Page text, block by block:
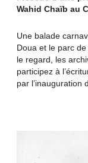
Wahid Chaïb au
Une balade
Doua et le parc
le regard, les
participez à
par l’inauguration